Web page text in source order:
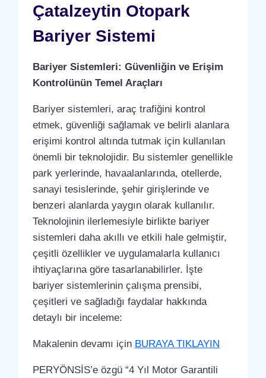
YAZILIMI
(PROGRAMI)
Çatalzeytin Otopark
Bariyer Sistemi
Bariyer Sistemleri: Güvenliğin ve Erişim
Kontrolünün Temel Araçları
Bariyer sistemleri, araç trafiğini kontrol
etmek, güvenliği sağlamak ve belirli alanlara
erişimi kontrol altında tutmak için kullanılan
önemli bir teknolojidir. Bu sistemler genellikle
park yerlerinde, havaalanlarında, otellerde,
sanayi tesislerinde, şehir girişlerinde ve
benzeri alanlarda yaygın olarak kullanılır.
Teknolojinin ilerlemesiyle birlikte bariyer
sistemleri daha akıllı ve etkili hale gelmiştir,
çeşitli özellikler ve uygulamalarla kullanıcı
ihtiyaçlarına göre tasarlanabilirler. İşte
bariyer sistemlerinin çalışma prensibi,
çeşitleri ve sağladığı faydalar hakkında
detaylı bir inceleme:
Makalenin devamı için BURAYA TIKLAYIN
PERYÖNSİS’e özgü “4 Yıl Motor Garantili